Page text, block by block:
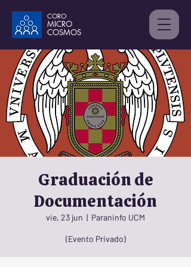
CORO
MICRO
COSMOS
Graduación de
Documentación
vie, 23 jun
  |
Paraninfo UCM
(Evento Privado)